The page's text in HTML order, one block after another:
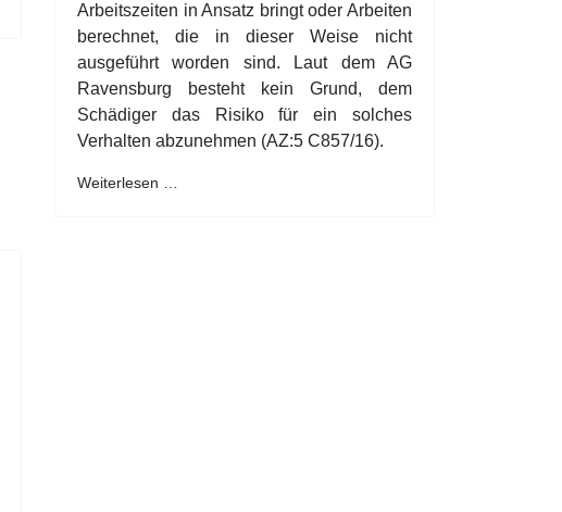
Arbeitszeiten in Ansatz bringt oder Arbeiten
berechnet, die in dieser Weise nicht
ausgeführt worden sind. Laut dem AG
Ravensburg besteht kein Grund, dem
Schädiger das Risiko für ein solches
Verhalten abzunehmen (AZ:5 C857/16).
Weiterlesen …